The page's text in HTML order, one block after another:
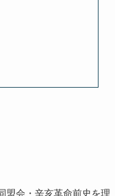
盟会・辛亥革命前史を理